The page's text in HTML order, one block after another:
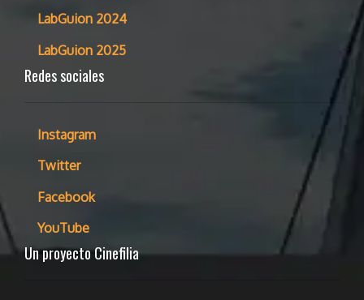
LabGuion 2024
LabGuion 2025
Redes sociales
Instagram
Twitter
Facebook
YouTube
Un proyecto Cinefilia